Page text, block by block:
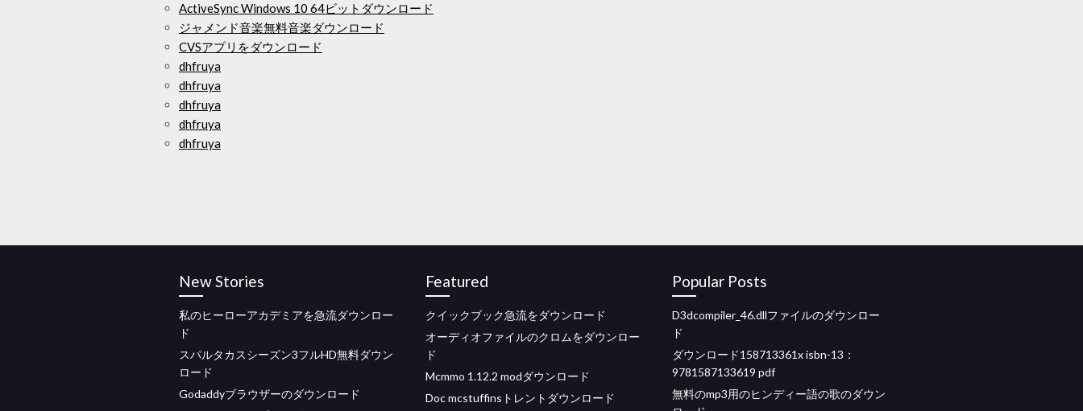
ActiveSync Windows 10 64ビットダウンロード
ジャメンド音楽無料音楽ダウンロード
CVSアプリをダウンロード
dhfruya
dhfruya
dhfruya
dhfruya
dhfruya
New Stories
私のヒーローアカデミアを急流ダウンロー
ド
スパルタカスシーズン3フルHD無料ダウン
ロード
Godaddyブラウザーのダウンロード
Featured
クイックブック急流をダウンロード
オーディオファイルのクロムをダウンロー
ド
Mcmmo 1.12.2 modダウンロード
Doc mcstuffinsトレントダウンロード
Popular Posts
D3dcompiler_46.dllファイルのダウンロー
ド
ダウンロード158713361x isbn-13：
9781587133619 pdf
無料のmp3用のヒンディー語の歌のダウン